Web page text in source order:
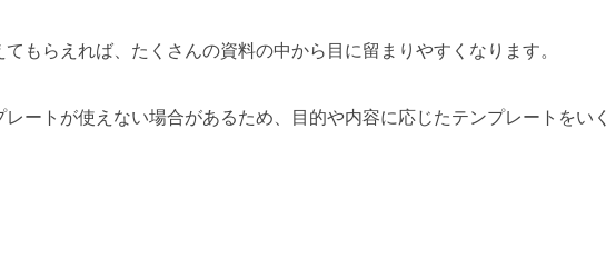
てもらえれば、たくさんの資料の中から目に留まりやすくなります。
ートが使えない場合があるため、目的や内容に応じたテンプレートをいく